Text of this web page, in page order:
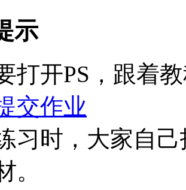
示
打开PS，跟着
交作业
习时，大家自
。